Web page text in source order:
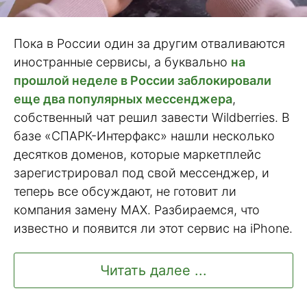
Пока в России один за другим отваливаются
иностранные сервисы, а буквально на
прошлой неделе в России заблокировали
еще два популярных мессенджера,
собственный чат решил завести Wildberries. В
базе «СПАРК-Интерфакс» нашли несколько
десятков доменов, которые маркетплейс
зарегистрировал под свой мессенджер, и
теперь все обсуждают, не готовит ли
компания замену MAX. Разбираемся, что
известно и появится ли этот сервис на iPhone.
Читать далее ...